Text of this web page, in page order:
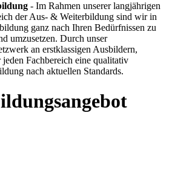
- Im Rahmen unserer langjährigen
der Aus- & Weiterbildung sind wir in
ganz nach Ihren Bedürfnissen zu
umzusetzen. Durch unser
an erstklassigen Ausbildern,
Fachbereich eine qualitativ
nach aktuellen Standards.